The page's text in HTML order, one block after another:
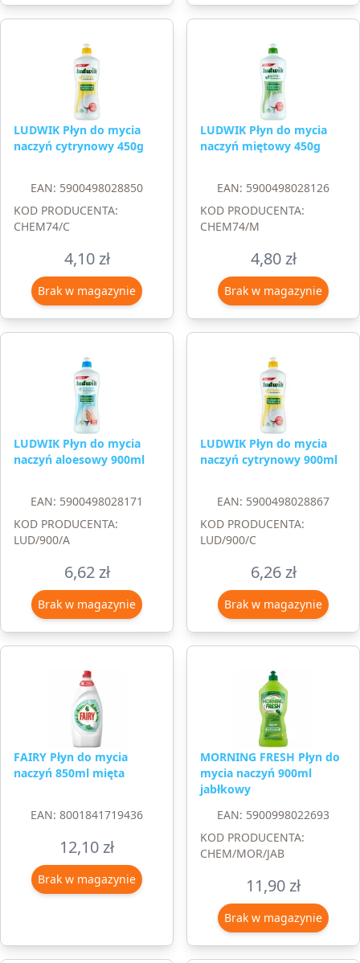
LUDWIK Płyn do mycia
naczyń cytrynowy 450g
EAN: 5900498028850
KOD PRODUCENTA:
CHEM74/C
4,10zł
Brak w magazynie
LUDWIK Płyn do mycia
naczyń miętowy 450g
EAN: 5900498028126
KOD PRODUCENTA:
CHEM74/M
4,80zł
Brak w magazynie
LUDWIK Płyn do mycia
naczyń aloesowy 900ml
EAN: 5900498028171
KOD PRODUCENTA:
LUD/900/A
6,62zł
Brak w magazynie
LUDWIK Płyn do mycia
naczyń cytrynowy 900ml
EAN: 5900498028867
KOD PRODUCENTA:
LUD/900/C
6,26zł
Brak w magazynie
FAIRY Płyn do mycia
naczyń 850ml mięta
EAN: 8001841719436
12,10zł
Brak w magazynie
MORNING FRESH Płyn do
mycia naczyń 900ml
jabłkowy
EAN: 5900998022693
KOD PRODUCENTA:
CHEM/MOR/JAB
11,90zł
Brak w magazynie